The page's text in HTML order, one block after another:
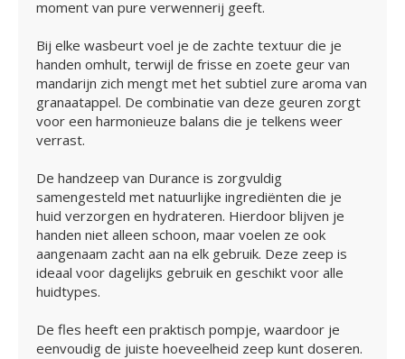
moment van pure verwennerij geeft.
Bij elke wasbeurt voel je de zachte textuur die je
handen omhult, terwijl de frisse en zoete geur van
mandarijn zich mengt met het subtiel zure aroma van
granaatappel. De combinatie van deze geuren zorgt
voor een harmonieuze balans die je telkens weer
verrast.
De handzeep van Durance is zorgvuldig
samengesteld met natuurlijke ingrediënten die je
huid verzorgen en hydrateren. Hierdoor blijven je
handen niet alleen schoon, maar voelen ze ook
aangenaam zacht aan na elk gebruik. Deze zeep is
ideaal voor dagelijks gebruik en geschikt voor alle
huidtypes.
De fles heeft een praktisch pompje, waardoor je
eenvoudig de juiste hoeveelheid zeep kunt doseren.